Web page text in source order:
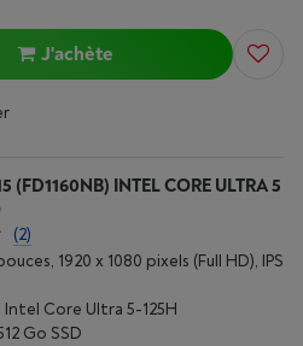
J'achète
(FD1160NB) INTEL CORE ULTRA 5
(2)
1920 x 1080 pixels (Full HD), IPS
Intel Core Ultra 5-125H
Go SSD